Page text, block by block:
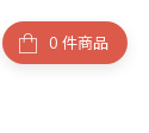
件商品